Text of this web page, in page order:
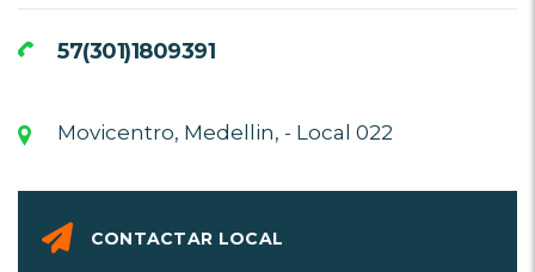
57(301)1809391
Movicentro, Medellin, - Local 022
CONTACTAR LOCAL